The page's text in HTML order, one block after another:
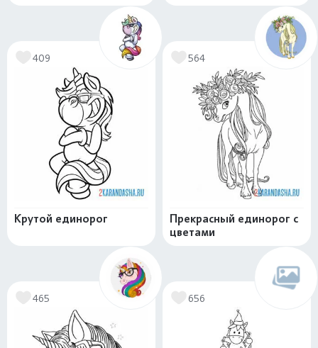
409
Крутой единорог
564
Прекрасный единорог с
цветами
465 656